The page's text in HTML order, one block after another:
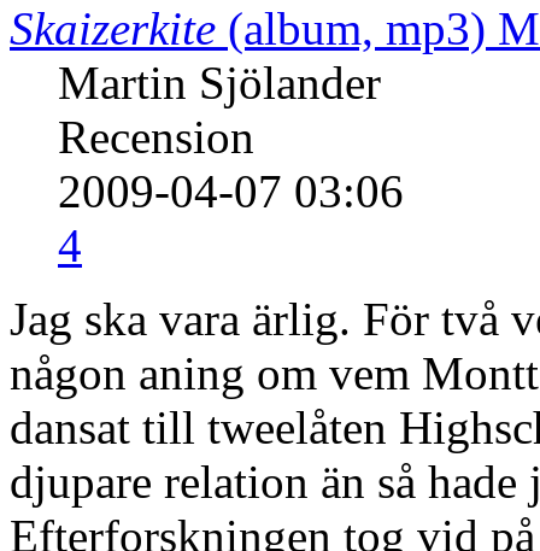
Skaizerkite (album, mp3)
Martin Sjölander
Recension
2009-04-07 03:06
4
Jag ska vara ärlig. För två
någon aning om vem
dansat till tweelåten
djupare relation än så
Efterforskningen tog vid